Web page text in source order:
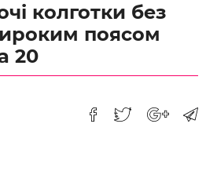
колготки без
поясом
20